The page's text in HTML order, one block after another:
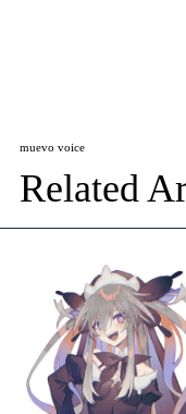
muevo voice
Related